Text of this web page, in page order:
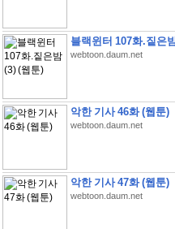
블랙윈터 107화.짙은
webtoon.daum.net
악한 기사 46화 (웹툰)
webtoon.daum.net
악한 기사 47화 (웹툰)
webtoon.daum.net